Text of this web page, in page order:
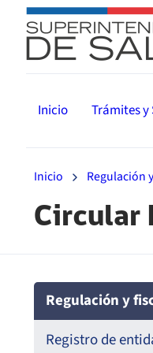
Inicio Trámites y
Inicio Regulación
Circular
Regulación y
Registro de